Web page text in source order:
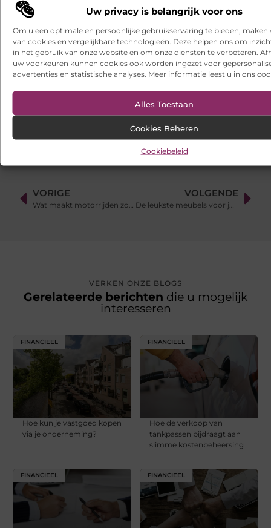
Uw privacy is belangrijk voor ons
Om u een optimale en persoonlijke gebruikservaring te bieden, maken
van cookies en vergelijkbare technologieën. Deze helpen ons om
in het gebruik van onze website en om onze diensten te verbeteren.
uw voorkeuren kunnen cookies ook worden ingezet voor
advertenties en statistische analyses. Meer informatie leest u in ons
Alles Toestaan
Cookies Beheren
Cookiebeleid
Samen scheiden zonder strijd: zo houd je overzicht in een
onrustige periode
Websites laten maken: wat u moet weten voordat u begint
Ontdek het gemak van online vlees bestellen
VORIGE
Wat maakt motorrijden zo leuk?
VOLGENDE
De leukste meubels voor jouw slaapkamer
VERKEN ONZE BLOGS
Gerelateerde berichten die u mogelijk
interesseren
FINANCIEEL
Hoe kun je vastgoed kopen
via je onderneming?
FINANCIEEL
Hoe de verkoop van
tankpassen bijdraagt aan
slimme kostenbeheersing
FINANCIEEL FINANCIEEL